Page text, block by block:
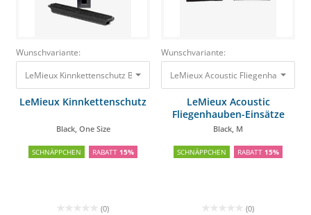
Wunschvariante:
LeMieux Kinnkettenschutz Black, One Size7,45 €6,33 €
LeMieux Kinnkettenschutz
Black, One Size
SCHNÄPPCHEN RABATT 15%
(0)
Wunschvariante:
LeMieux Acoustic Fliegenhauben-
LeMieux Acoustic
Fliegenhauben-Einsätze
Black, M
SCHNÄPPCHEN RABATT 15%
(0)